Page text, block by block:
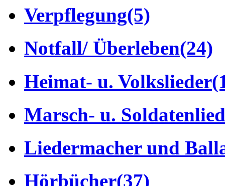
Verpflegung(5)
Notfall/ Überleben(24)
Heimat- u. Volkslieder
Marsch- u.
Liedermacher und
Hörbücher(37)